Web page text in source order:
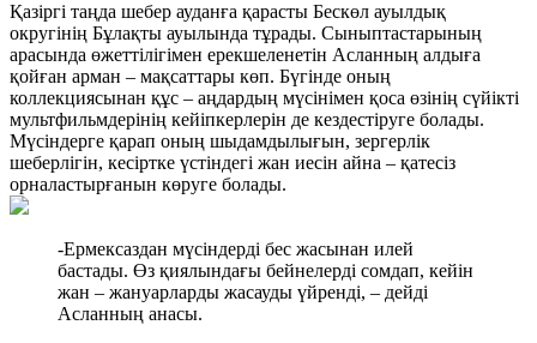
Қазіргі таңда шебер ауданға қарасты Бескөл ауылдық
округінің Бұлақты ауылында тұрады. Сыныптастарының
арасында өжеттілігімен ерекшеленетін Асланның алдыға
қойған арман – мақсаттары көп. Бүгінде оның
коллекциясынан құс – аңдардың мүсінімен қоса өзінің сүйікті
мультфильмдерінің кейіпкерлерін де кездестіруге болады.
Мүсіндерге қарап оның шыдамдылығын, зергерлік
шеберлігін, кесіртке үстіндегі жан иесін айна – қатесіз
орналастырғанын көруге болады.
-Ермексаздан мүсіндерді бес жасынан илей
бастады. Өз қиялындағы бейнелерді сомдап, кейін
жан – жануарларды жасауды үйренді, – дейді
Асланның анасы.